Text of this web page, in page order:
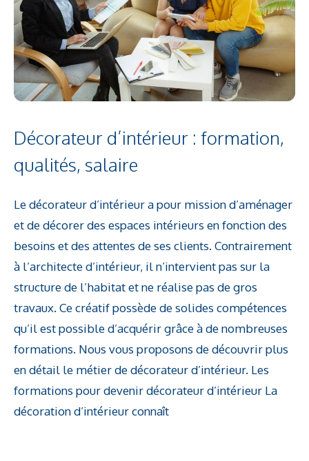
Décorateur d’intérieur : formation,
qualités, salaire
Le décorateur d’intérieur a pour mission d’aménager
et de décorer des espaces intérieurs en fonction des
besoins et des attentes de ses clients. Contrairement
à l’architecte d’intérieur, il n’intervient pas sur la
structure de l’habitat et ne réalise pas de gros
travaux. Ce créatif possède de solides compétences
qu’il est possible d’acquérir grâce à de nombreuses
formations. Nous vous proposons de découvrir plus
en détail le métier de décorateur d’intérieur. Les
formations pour devenir décorateur d’intérieur La
décoration d’intérieur connaît